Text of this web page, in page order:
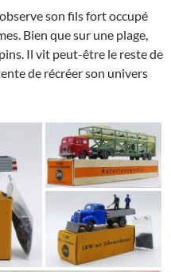
son fils fort occupé
Bien que sur une plage,
Il vit peut-être le reste de
de récréer son univers